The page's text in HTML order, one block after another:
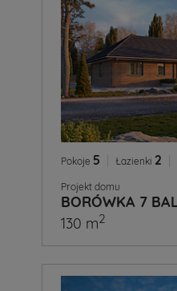
Pokoje 5 Łazienki 2
Projekt domu
BORÓWKA 7
130 m2